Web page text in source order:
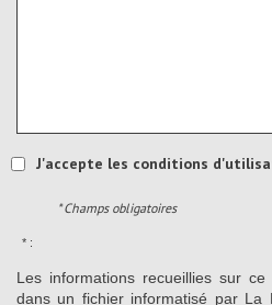
J'accepte les conditions
* Champs obligatoires
* :
Les informations recueillies sur
dans un fichier informatisé par La